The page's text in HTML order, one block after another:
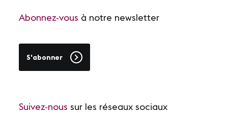
Abonnez-vous à notre newsletter
S'abonner
Suivez-nous sur les réseaux sociaux